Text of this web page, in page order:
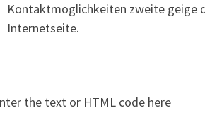
Kontaktmoglichkeiten zweite geige
Internetseite.
the text or HTML code here